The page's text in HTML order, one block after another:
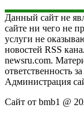
Данный сайт не
сайте ни чего не
услуги не
новостей RSS
newsru.com.
ответственность
Администрация
Сайт от bmb1 @